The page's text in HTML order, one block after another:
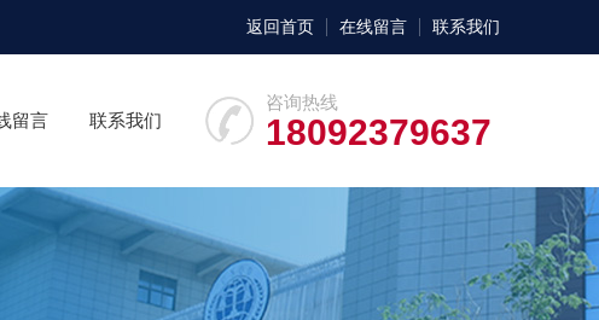
返回首页 在线留言 联系我们
咨询热线
18092379637
留言 联系我们